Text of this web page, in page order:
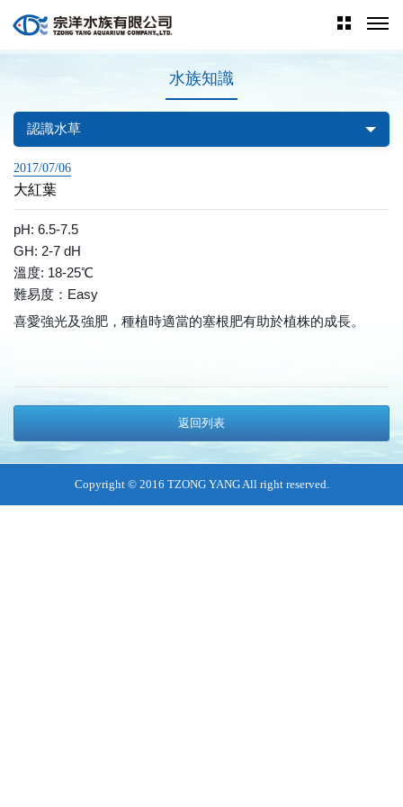
水族知識
認識水草
2017/07/06
大紅葉
pH: 6.5-7.5
GH: 2-7 dH
溫度: 18-25℃
難易度：Easy
喜愛強光及強肥，種植時適當的塞根肥有助於植株的成長。
返回列表
Copyright © 2016 TZONG YANG All right reserved.